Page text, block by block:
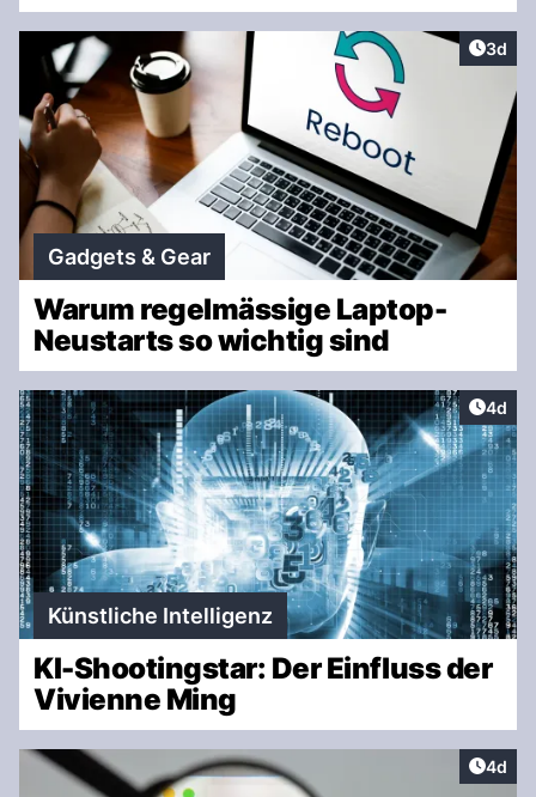
3d
Gadgets & Gear
Warum regelmässige Laptop-
Neustarts so wichtig sind
4d
Künstliche Intelligenz
KI-Shootingstar: Der Einfluss der
Vivienne Ming
4d